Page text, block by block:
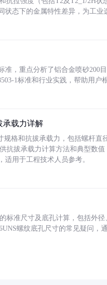
态下的金属特性差异，为工业
准，重点分析了铝合金喷砂200
1标准和行业实践，帮助用户
承载力详解
规格和抗拔承载力，包括螺杆
抗拔承载力计算方法和典型数
用于工程技术人员参考。
标准尺寸及底孔计算，包括外
螺纹底孔尺寸的常见疑问